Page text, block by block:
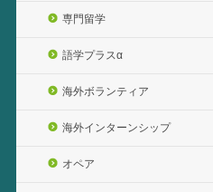
専門留学
語学プラスα
海外ボランティア
海外インターンシップ
オペア